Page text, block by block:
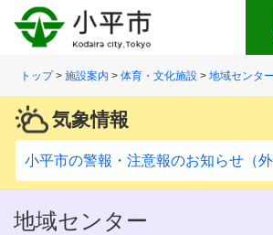
トップ>施設案内 >体育・文化施設 >地域センター
気象情報
小平市の警報・注意報のお知らせ（外
地域センター